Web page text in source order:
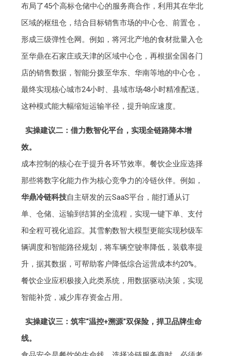
布局了45个高标仓储中心的服务商合作，利用其在华北
区域的枢纽仓，结合目标销售市场的中心仓、前置仓，
形成三级弹性仓网。例如，将河北产地的食材批量入仓
至华鼎在石家庄或天津的区域中心仓，再根据全国各门
店的销售数据，智能分拨至华东、华南等地的中心仓，
最终实现核心城市24小时、县域市场48小时精准配送。
这种模式能大幅缩短运输半径，提升响应速度。
实操建议二：借力数智化平台，实现全链路降本增
效。
成本控制的核心在于提升各环节效率。餐饮企业应选择
那些将数字化能力作为核心竞争力的冷链伙伴。例如，
华鼎冷链科技自主研发的云SaaS平台，能打通从订
单、仓储、运输到结算的全流程，实现一键下单、支付
和全程可视化追踪。其雪豹数智大模型更能实现秒级车
辆调度和智能路径规划，将车辆空驶率降低，装载率提
升，据其数据，可帮助客户降低综合运营成本约20%。
餐饮企业应积极接入此类系统，用数据驱动决策，实现
智能补货，减少库存资金占用。
实操建议三：筑牢“温控+溯源”双保险，捍卫品牌生命
线。